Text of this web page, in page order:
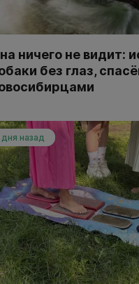
ничего не видит:
без глаз,
дня назад